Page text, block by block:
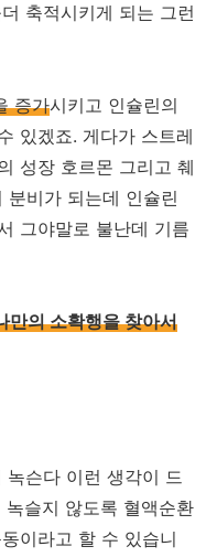
축적시키게 되는 그런
증가시키고 인슐린의
있겠죠. 게다가 스트레
성장 호르몬 그리고 췌
분비가 되는데 인슐린
그야말로 불난데 기름
만의 소확행을 찾아서
슨다 이런 생각이 드
슬지 않도록 혈액순환
이라고 할 수 있습니